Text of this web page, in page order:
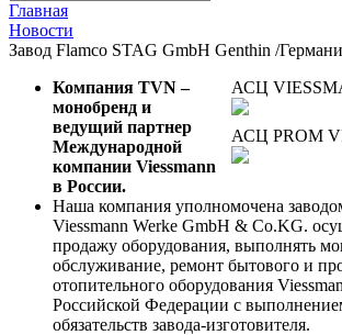
Главная
Новости
Завод Flamco STAG GmbH Genthin /
АСЦ
АСЦ PROM
Компания TVN –
монобренд и
ведущий партнер
Международной
компании Viessmann
в России.
Наша компания уполномочена
Viessmann Werke GmbH & Co.KG.
продажу оборудования, выполнять
обслуживание, ремонт бытового и
отопительного оборудования
Российской Федерации с
обязательств завода-изготовителя.